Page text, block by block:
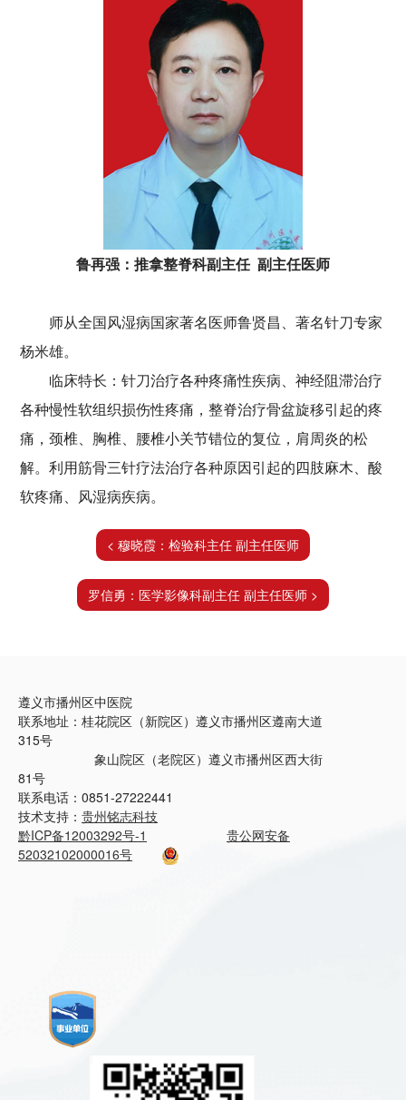
鲁再强：推拿整脊科副主任 副主任医师
师从全国风湿病国家著名医师鲁贤昌、著名针刀专家
杨米雄。
临床特长：针刀治疗各种疼痛性疾病、神经阻滞治疗
各种慢性软组织损伤性疼痛，整脊治疗骨盆旋移引起的疼
痛，颈椎、胸椎、腰椎小关节错位的复位，肩周炎的松
解。利用筋骨三针疗法治疗各种原因引起的四肢麻木、酸
软疼痛、风湿病疾病。
< 穆晓霞：检验科主任 副主任医师
罗信勇：医学影像科副主任 副主任医师 >
遵义市播州区中医院
联系地址：桂花院区（新院区）遵义市播州区遵南大道
315号
象山院区（老院区）遵义市播州区西大街
81号
联系电话：0851-27222441
技术支持： 贵州铭志科技
黔ICP备12003292号-1
贵公网安备
52032102000016号